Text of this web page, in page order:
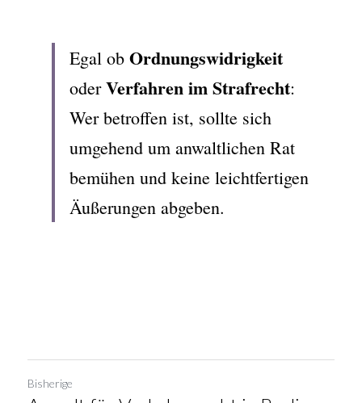
Egal ob Ordnungswidrigkeit
oder Verfahren im Strafrecht:
Wer betroffen ist, sollte sich
umgehend um anwaltlichen Rat
bemühen und keine leichtfertigen
Äußerungen abgeben.
Bisherige